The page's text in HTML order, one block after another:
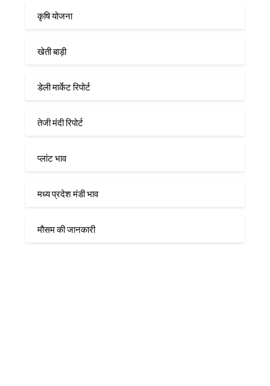
कृषि योजना
खेती बाड़ी
डेली मार्केट रिपोर्ट
तेजी मंदी रिपोर्ट
प्लांट भाव
मध्य प्रदेश मंडी भाव
मौसम की जानकारी